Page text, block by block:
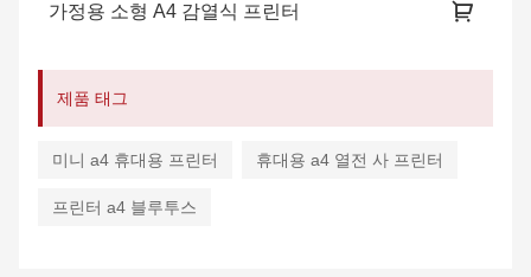
가정용 소형 A4 감열식 프린터
제품 태그
미니 a4 휴대용 프린터 휴대용 a4 열전 사 프린터
프린터 a4 블루투스